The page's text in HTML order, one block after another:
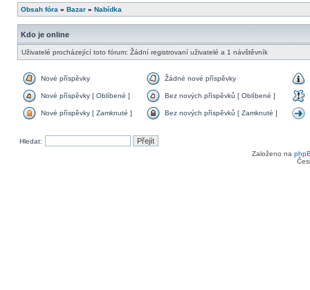
Obsah fóra » Bazar » Nabídka
Kdo je online
Uživatelé procházející toto fórum: Žádní registrovaní uživatelé a 1 návštěvník
Nové příspěvky Žádné nové příspěvky
Nové příspěvky [ Oblíbené ] Bez nových příspěvků [ Oblíbené ]
Nové příspěvky [ Zamknuté ] Bez nových příspěvků [ Zamknuté ]
Hledat:
Založeno na